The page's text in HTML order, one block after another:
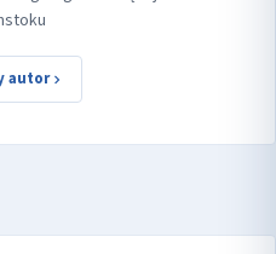
autor